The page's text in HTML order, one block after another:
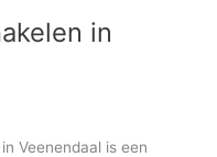
in
Veenendaal is een